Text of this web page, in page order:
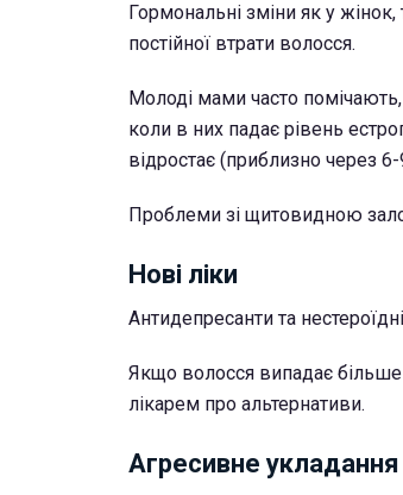
Гормональні зміни як у
постійної втрати волосся.
Молоді мами часто
коли в них падає рівень
відростає (приблизно через
Проблеми зі щитовидною
Нові ліки
Антидепресанти та
Якщо волосся випадає більше
лікарем про альтернативи.
Агресивне укладання